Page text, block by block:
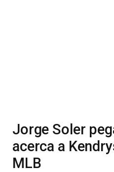
Jorge Soler
acerca a
MLB